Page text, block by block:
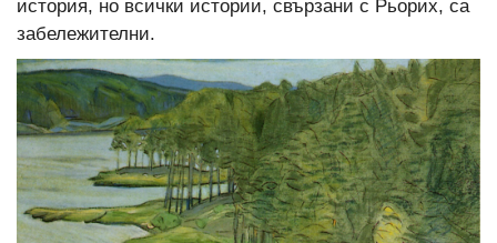
история, но всички истории, свързани с Рьорих, са
забележителни.